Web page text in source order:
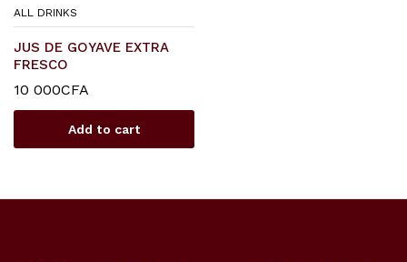
ALL DRINKS
JUS DE GOYAVE EXTRA
FRESCO
10 000CFA
Add to cart